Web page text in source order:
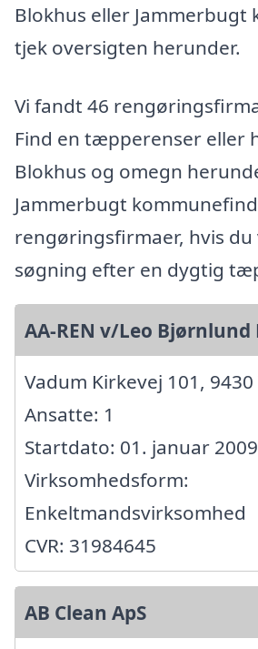
Blokhus eller Jammerbugt
tjek oversigten herunder.
Vi fandt 46
Find en tæpperenser eller
Blokhus og omegn
Jammerbugt
rengøringsfirmaer, hvis du
søgning efter en dygtig
AA-REN v/Leo Bjørnlund
Vadum Kirkevej 101,
Ansatte: 1
Startdato: 01. januar
Virksomhedsform:
Enkeltmandsvirksomhed
CVR: 31984645
AB Clean ApS